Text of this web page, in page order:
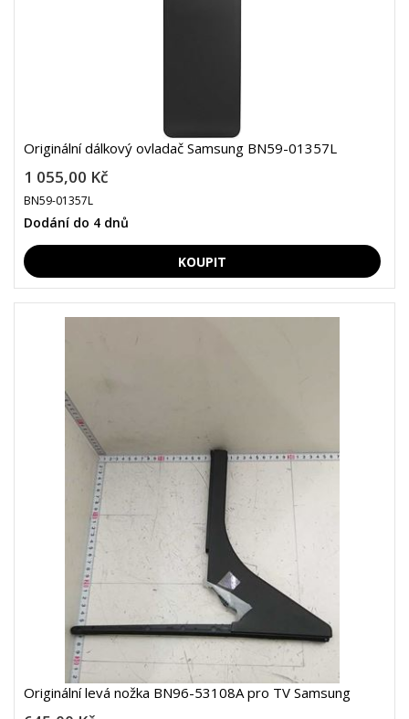
Originální dálkový ovladač Samsung BN59-01357L
1 055,00 Kč
BN59-01357L
Dodání do 4 dnů
Originální levá nožka BN96-53108A pro TV Samsung